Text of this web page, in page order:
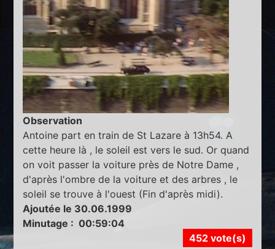
Observation
Antoine part en train de St Lazare à 13h54. A
cette heure là , le soleil est vers le sud. Or quand
on voit passer la voiture près de Notre Dame ,
d'après l'ombre de la voiture et des arbres , le
soleil se trouve à l'ouest (Fin d'après midi).
Ajoutée le 30.06.1999
Minutage : 00:59:04
452 vote(s)